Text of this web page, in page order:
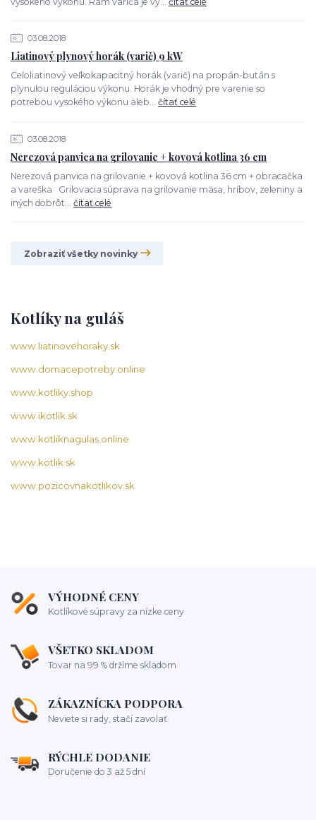
03.08.2018
Liatinový plynový horák (varič) 9 kW
Celoliatinový veľkokapacitný horák (varič) na propán-bután s
plynulou reguláciou výkonu. Horák je vhodný pre varenie so
potrebou vysokého výkonu aleb... čítať celé
03.08.2018
Nerezová panvica na grilovanie + kovová kotlina 36 cm
Nerezová panvica na grilovanie + kovová kotlina 36 cm + obracačka
a vareška Grilovacia súprava na grilovanie mäsa, hríbov, zeleniny a
iných dobrôt... čítať celé
Zobraziť všetky novinky
Kotlíky na guláš
www.liatinovehoraky.sk
www.domacepotreby.online
www.kotliky.shop
www.ikotlik.sk
www.kotliknagulas.online
www.kotlik.sk
www.pozicovnakotlikov.sk
VÝHODNÉ CENY
Kotlíkové súpravy za nízke ceny
VŠETKO SKLADOM
Tovar na 99 % držíme skladom
ZÁKAZNÍCKA PODPORA
Neviete si rady, stačí zavolať
RÝCHLE DODANIE
Doručenie do 3 až 5 dní